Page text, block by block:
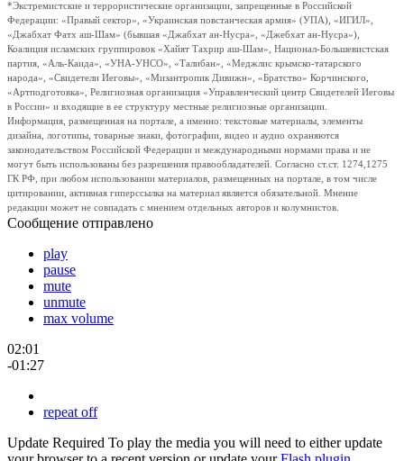
*Экстремистские и террористические организации, запрещенные в Российской
Федерации: «Правый сектор», «Украинская повстанческая армия» (УПА), «ИГИЛ»,
«Джабхат Фатх аш-Шам» (бывшая «Джабхат ан-Нусра», «Джебхат ан-Нусра»),
Коалиция исламских группировок «Хайят Тахрир аш-Шам», Национал-Большевистская
партия, «Аль-Каида», «УНА-УНСО», «Талибан», «Меджлис крымско-татарского
народа», «Свидетели Иеговы», «Мизантропик Дивижн», «Братство» Корчинского,
«Артподготовка», Религиозная организация «Управленческий центр Свидетелей Иеговы
в России» и входящие в ее структуру местные религиозные организации.
Информация, размещенная на портале, а именно: текстовые материалы, элементы
дизайна, логотипы, товарные знаки, фотографии, видео и аудио охраняются
законодательством Российской Федерации и международными нормами права и не
могут быть использованы без разрешения правообладателей. Согласно ст.ст. 1274,1275
ГК РФ, при любом использовании материалов, размещенных на портале, в том числе
цитировании, активная гиперссылка на материал является обязательной. Мнение
редакции может не совпадать с мнением отдельных авторов и колумнистов.
Сообщение отправлено
play
pause
mute
unmute
max volume
02:01
-01:27
repeat off
Update Required To play the media you will need to either update